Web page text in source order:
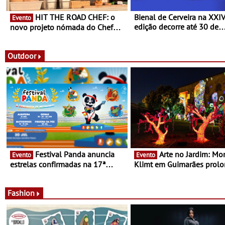
Evento
novo projeto nómada do Chef
que percorre Portugal
Bienal de Cerveira na XXIV
edição decorre até 30 de
Outdoor
Evento
estrelas confirmadas na 17ª
Evento
Klimt em Guimarães
Fashion